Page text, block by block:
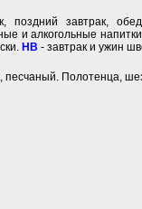
поздний завтрак,
и алкогольные
HB - завтрак и ужин
песчаный. Полотенца,